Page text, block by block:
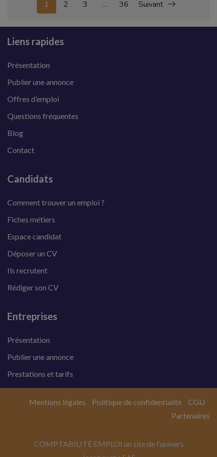
1 2 3 … 36 Suivant
Liens rapides
Présentation
Publier une annonce
Offres d’emploi
Questions fréquentes
Blog
Contact
Candidats
Comment trouver un emploi ?
Fiches métiers
Espace candidat
Déposer un CV
Ils recrutent
Rédiger son CV
Entreprises
Présentation
Publier une annonce
Prestations et tarifs
COMPTABILITÉ EMPLOI un site de l’univers
Mentions légales Politique de confidentialité
CGU
Partenaires